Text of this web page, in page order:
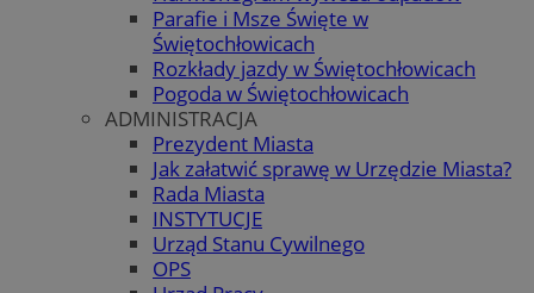
Parafie i Msze Święte w
Świętochłowicach
Rozkłady jazdy w Świętochłowicach
Pogoda w Świętochłowicach
ADMINISTRACJA
Prezydent Miasta
Jak załatwić sprawę w Urzędzie Miasta?
Rada Miasta
INSTYTUCJE
Urząd Stanu Cywilnego
OPS